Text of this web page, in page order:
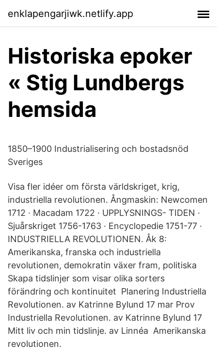
enklapengarjiwk.netlify.app
Historiska epoker
« Stig Lundbergs
hemsida
1850–1900 Industrialisering och bostadsnöd
Sveriges
Visa fler idéer om första världskriget, krig,
industriella revolutionen. Ångmaskin: Newcomen
1712 · Macadam 1722 · UPPLYSNINGS- TIDEN ·
Sjuårskriget 1756-1763 · Encyclopedie 1751-77 ·
INDUSTRIELLA REVOLUTIONEN. Åk 8:
Amerikanska, franska och industriella
revolutionen, demokratin växer fram, politiska
Skapa tidslinjer som visar olika sorters
förändring och kontinuitet Planering Industriella
Revolutionen. av Katrinne Bylund 17 mar Prov
Industriella Revolutionen. av Katrinne Bylund 17
Mitt liv och min tidslinje. av Linnéa Amerikanska
revolutionen.